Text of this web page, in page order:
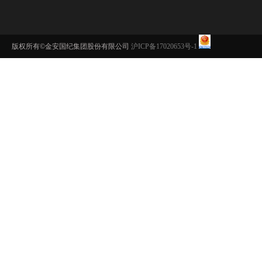
版权所有©金安国纪集团股份有限公司 沪ICP备17020653号-1